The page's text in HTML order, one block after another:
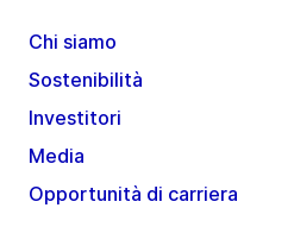
Chi siamo
Sostenibilità
Investitori
Media
Opportunità di carriera